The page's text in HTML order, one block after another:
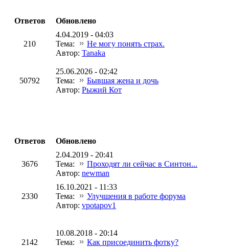
Ответов Обновлено
210
4.04.2019 - 04:03
Тема:
Не могу понять страх.
Автор: Tanaka
50792
25.06.2026 - 02:42
Тема:
Бывшая жена и дочь
Автор: Рыжий Кот
Ответов
Обновлено
3676
2.04.2019 - 20:41
Тема:
Проходят ли сейчас в Синтон...
Автор: newman
2330
16.10.2021 - 11:33
Тема:
Улучшения в работе форума
Автор: vpotapov1
2142
10.08.2018 - 20:14
Тема:
Как присоединить фотку?